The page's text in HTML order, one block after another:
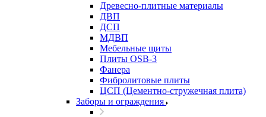
Древесно-плитные материалы
ДВП
ДСП
МДВП
Мебельные щиты
Плиты OSB-3
Фанера
Фибролитовые плиты
ЦСП (Цементно-стружечная плита)
Заборы и ограждения